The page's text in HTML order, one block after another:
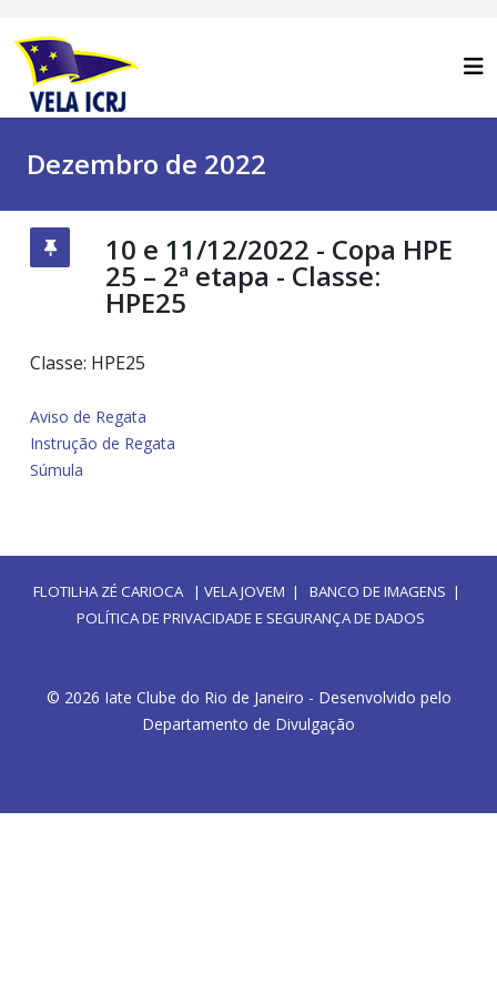
Dezembro de 2022
10 e 11/12/2022 - Copa HPE
25 – 2ª etapa - Classe:
HPE25
Classe: HPE25
Aviso de Regata
Instrução de Regata
Súmula
FLOTILHA ZÉ CARIOCA| VELA JOVEM | BANCO DE IMAGENS |
POLÍTICA DE PRIVACIDADE E SEGURANÇA DE DADOS
© 2026 Iate Clube do Rio de Janeiro - Desenvolvido pelo
Departamento de Divulgação